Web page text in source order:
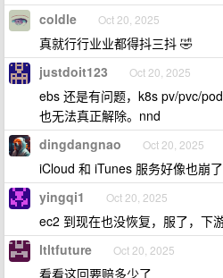
coldle Oct 20, 2025
真就行行业业都得抖三抖 🤣
justdoit123 Oct 20, 2025
ebs 还是有问题，k8s pv/pvc/
也无法真正解除。nnd
dingdangnao Oct 20, 2025
iCloud 和 iTunes 服务好像也崩
yingqi1 Oct 20, 2025
ec2 到现在也没恢复，服了，下
ltltfuture Oct 20, 2025
看看这回要赔多少了